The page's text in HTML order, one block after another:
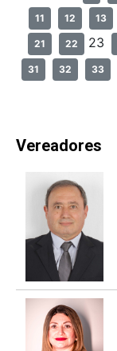
11 12 13
21 22 23
31 32 33
Vereadores